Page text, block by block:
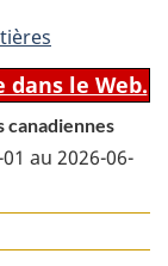
dans le Web.
canadiennes
au 2026-06-